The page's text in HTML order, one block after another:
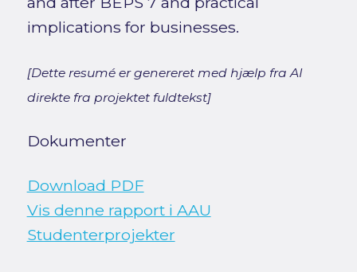
implications for businesses.
[Dette resumé er genereret med hjælp fra AI
direkte fra projektet fuldtekst]
Dokumenter
Download PDF
Vis denne rapport i AAU
Studenterprojekter